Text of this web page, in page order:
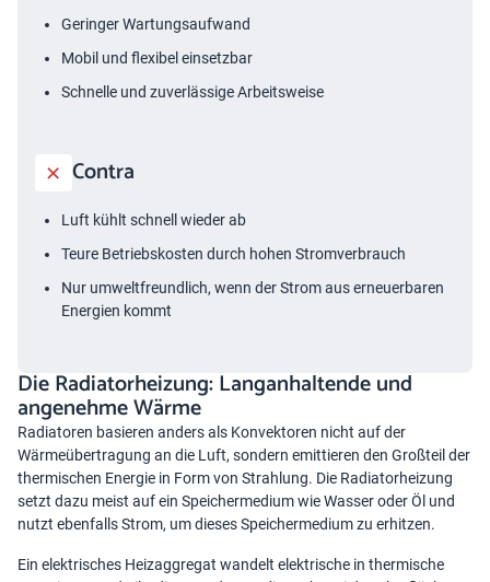
Geringer Wartungsaufwand
Mobil und flexibel einsetzbar
Schnelle und zuverlässige Arbeitsweise
Contra
Luft kühlt schnell wieder ab
Teure Betriebskosten durch hohen Stromverbrauch
Nur umweltfreundlich, wenn der Strom aus erneuerbaren
Energien kommt
Die Radiatorheizung: Langanhaltende und
angenehme Wärme
Radiatoren basieren anders als Konvektoren nicht auf der
Wärmeübertragung an die Luft, sondern emittieren den Großteil der
thermischen Energie in Form von Strahlung. Die Radiatorheizung
setzt dazu meist auf ein Speichermedium wie Wasser oder Öl und
nutzt ebenfalls Strom, um dieses Speichermedium zu erhitzen.
Ein elektrisches Heizaggregat wandelt elektrische in thermische